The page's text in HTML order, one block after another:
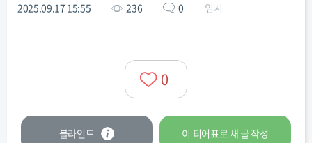
2025.09.17 15:55 236 0 임시
0
블라인드 이 티어표로 새 글 작성